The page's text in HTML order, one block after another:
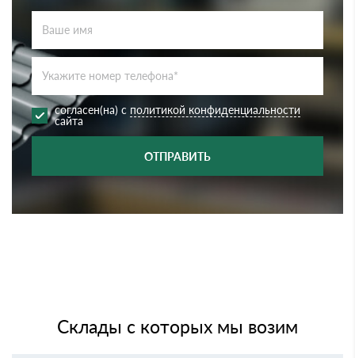
согласен(на) с политикой конфиденциальности
сайта
ОТПРАВИТЬ
Склады с которых мы возим